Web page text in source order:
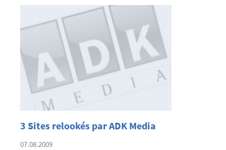
3 Sites relookés par ADK Media
07.08.2009